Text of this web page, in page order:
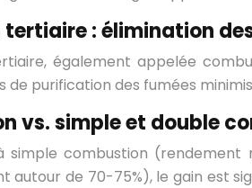
: élimination
également appelée
de purification des fumées
vs. simple et double
simple combustion
autour de 70-75%), le gain est